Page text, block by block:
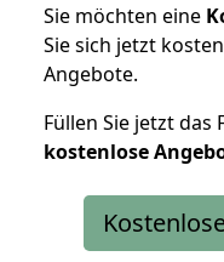
Sie möchten eine
Sie sich jetzt
Angebote.
Füllen Sie jetzt
kostenlose